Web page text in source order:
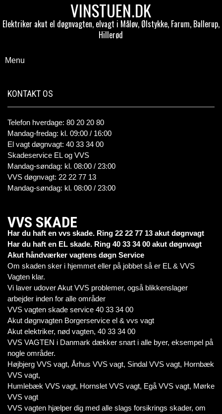
VINSTUEN.DK
Elektriker akut el døgnvagten, elvagt i Måløv, Ølstykke, Farum, Ballerup,
Hillerød
Menu
KONTAKT OS
Telefon hverdage: 80 20 20 80
Mandag-fredag: kl. 09:00 / 16:00
El vagt døgnvagt: 40 33 34 00
Skadeservice EL og VVS
Mandag-søndag: kl. 08:00 / 23:00
VVS døgnvagt: 22 22 77 13
Mandag-søndag: kl. 08:00 / 23:00
VVS SKADE
Har du haft en vvs skade. Ring 22 22 77 13 akut døgnvagt
Har du haft en EL skade. Ring 40 33 34 00 akut døgnvagt
Akut håndværker vagtens døgn Service
Om skaden sker i hjemmet eller på jobbet så er EL & VVS
Vagten klar.
Vi laver udover Akut VVS problemer, også blikkenslager
arbejder inden for alle områder
VVS vagten skade service 40 33 34 00
Akut døgnvagten Borgerservice el & vvs vagt
Akut elektriker, nød vagten, 40 33 34 00
VVS VAGTEN i Danmark dækker snart i alle byer, eksempel på
nogle områder.
Højbjerg VVS vagt, Århus VVS vagt, Sindal VVS vagt, Hornbæk
VVS vagt,
Humlebæk VVS vagt, Hornslet VVS vagt, Egå VVS vagt, Mørke
VVS vagt
VVS vagten hjælper dig med alle slags forsikrings skader, om